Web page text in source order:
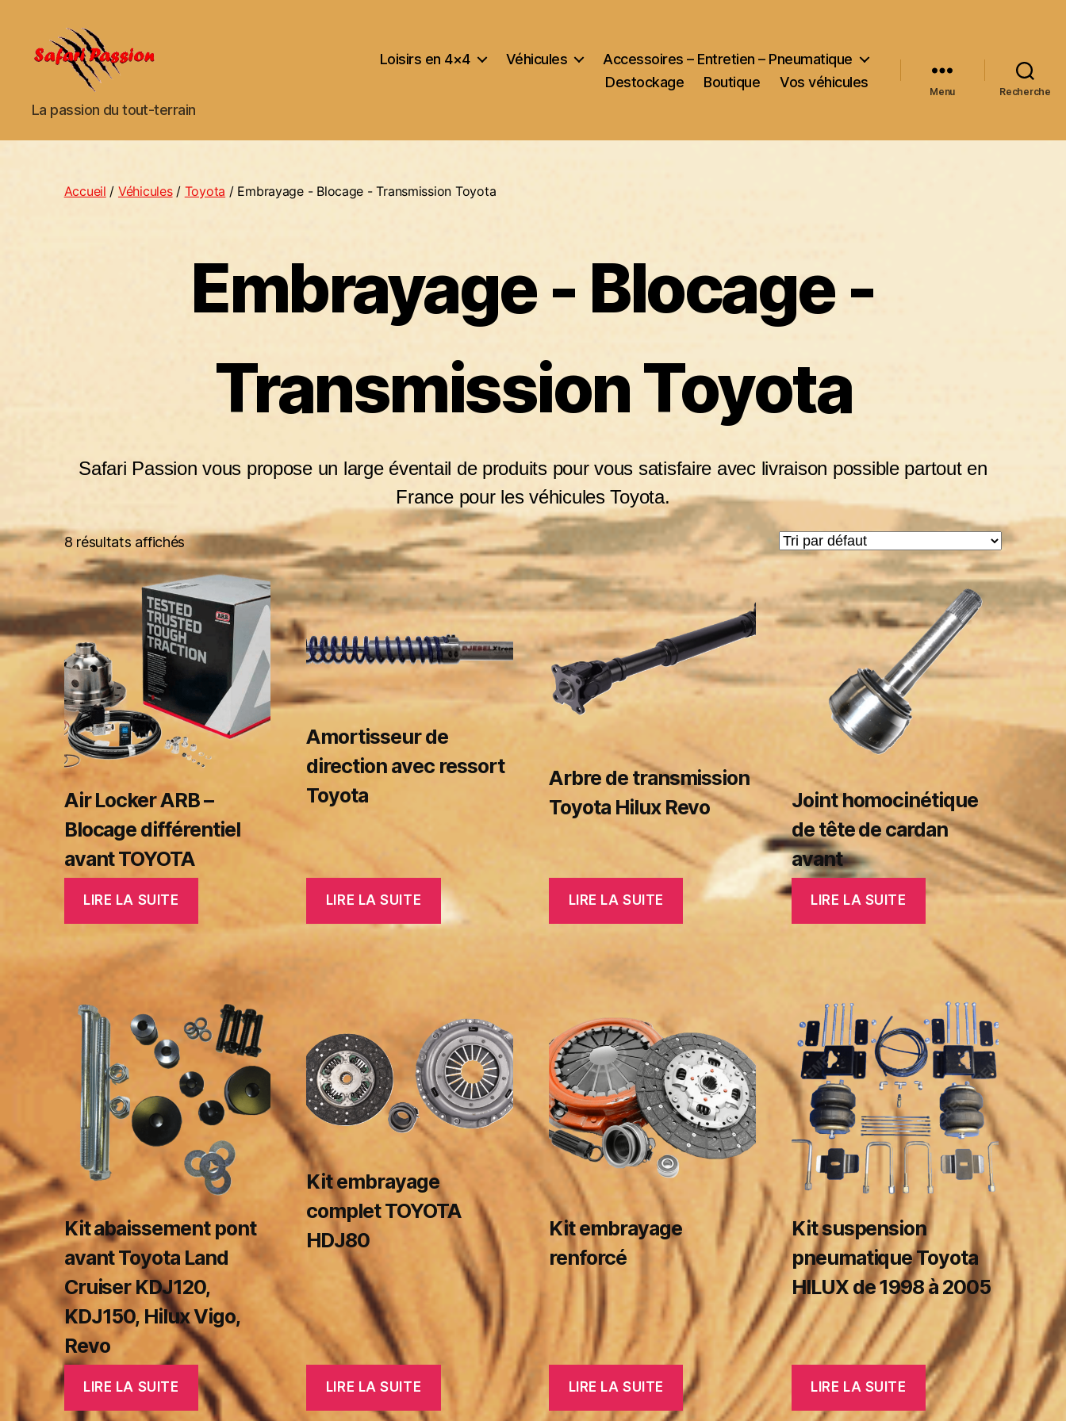
Safari
La passion du tout-terrain
Loisirs en 4×4 Véhicules
Accessoires – Entretien – Pneumatique
Destockage
Boutique Vos véhicules
Menu Recherche
Accueil / Véhicules/ Toyota / Embrayage - Blocage - Transmission Toyota
Embrayage - Blocage -
Transmission Toyota
Safari Passion vous propose un large éventail de produits pour vous satisfaire avec livraison possible partout en
France pour les véhicules Toyota.
8 résultats affichés
Air Locker ARB –
Blocage différentiel
avant TOYOTA
LIRE LA SUITE
Amortisseur de
direction avec ressort
Toyota
LIRE LA SUITE
Arbre de transmission
Toyota Hilux Revo
LIRE LA SUITE
Joint homocinétique
de tête de cardan
avant
LIRE LA SUITE
Kit abaissement pont
avant Toyota Land
Cruiser KDJ120,
KDJ150, Hilux Vigo,
Revo
LIRE LA SUITE
Kit embrayage
complet TOYOTA
HDJ80
LIRE LA SUITE
Kit embrayage
renforcé
LIRE LA SUITE
Kit suspension
pneumatique Toyota
HILUX de 1998 à 2005
LIRE LA SUITE